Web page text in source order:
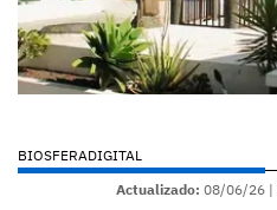
BIOSFERADIGITAL
Actualizado: 08/06/26 |